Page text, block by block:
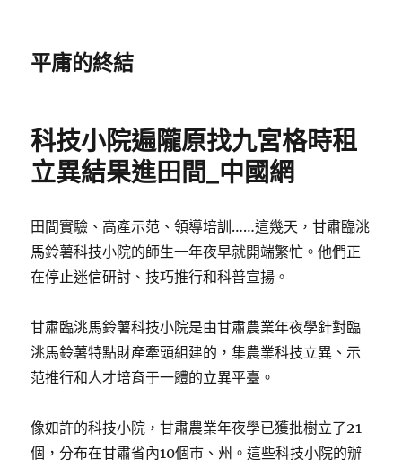
平庸的終結
科技小院遍隴原找九宮格時租
立異結果進田間_中國網
田間實驗、高產示范、領導培訓……這幾天，甘肅臨洮
馬鈴薯科技小院的師生一年夜早就開端繁忙。他們正
在停止迷信研討、技巧推行和科普宣揚。
甘肅臨洮馬鈴薯科技小院是由甘肅農業年夜學針對臨
洮馬鈴薯特點財產牽頭組建的，集農業科技立異、示
范推行和人才培育于一體的立異平臺。
像如許的科技小院，甘肅農業年夜學已獲批樹立了21
個，分布在甘肅省內10個市、州。這些科技小院的辦